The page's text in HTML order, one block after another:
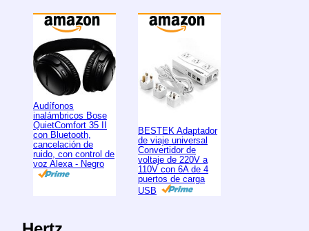
Audífonos
inalámbricos Bose
QuietComfort 35 II
con Bluetooth,
cancelación de
ruido, con control de
voz Alexa - Negro
BESTEK Adaptador
de viaje universal
Convertidor de
voltaje de 220V a
110V con 6A de 4
puertos de carga
USB